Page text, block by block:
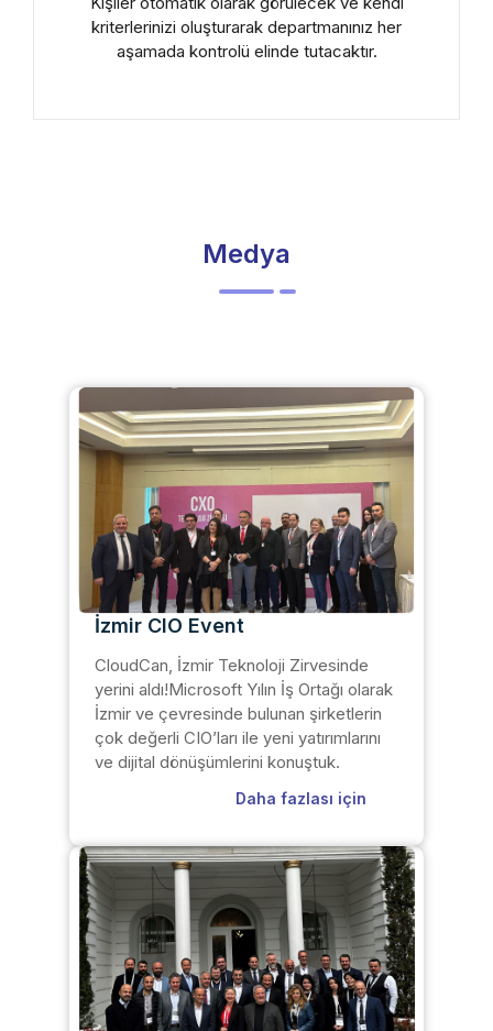
kriterlerinizi oluşturarak departmanınız her
aşamada kontrolü elinde tutacaktır.
Medya
İzmir CIO Event
CloudCan, İzmir Teknoloji Zirvesinde
yerini aldı!Microsoft Yılın İş Ortağı olarak
İzmir ve çevresinde bulunan şirketlerin
çok değerli CIO’ları ile yeni yatırımlarını
ve dijital dönüşümlerini konuştuk.
Daha fazlası için